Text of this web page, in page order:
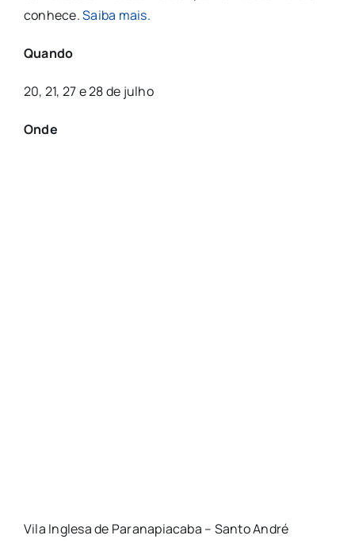
conhece.Saiba mais.
Quando
20, 21, 27 e 28 de julho
Onde
Vila Inglesa de Paranapiacaba – Santo André